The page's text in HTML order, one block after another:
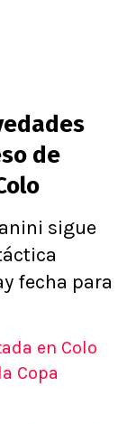
de
sigue
fecha para
en Colo
Copa